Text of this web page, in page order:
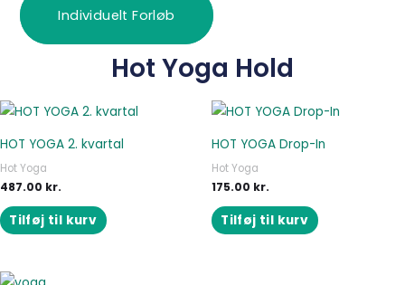
Individuelt Forløb
Hot Yoga Hold
HOT YOGA 2. kvartal
Hot Yoga
487.00 kr.
Tilføj til kurv
HOT YOGA Drop-In
Hot Yoga
175.00 kr.
Tilføj til kurv